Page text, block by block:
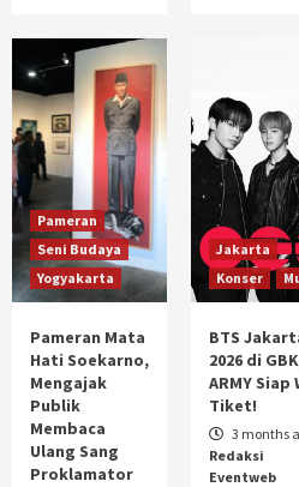
3
Siap Ukir Sejarah
Pameran
Seni Budaya
Yogyakarta
Pameran Mata
Hati Soekarno,
Mengajak
Publik
Membaca
Ulang Sang
Proklamator
Jakarta
Konser
BTS
2026 di
ARMY Siap
Tiket!
3 months
Redaksi
Eventweb